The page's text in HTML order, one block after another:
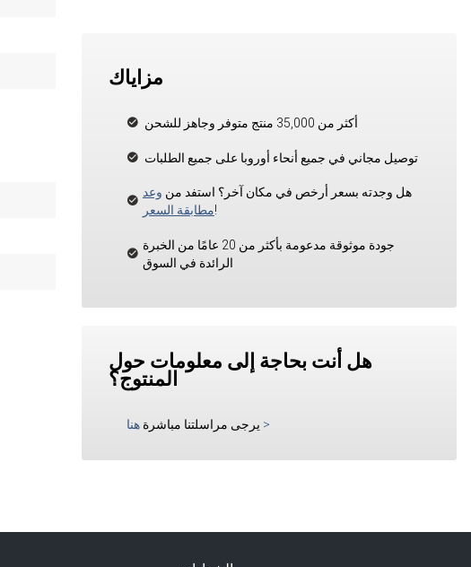
مزاياك
أكثر من 35,000 منتج متوفر وجاهز للشحن
توصيل مجاني في جميع أنحاء أوروبا على جميع الطلبات
هل وجدته بسعر أرخص في مكان آخر؟ استفد من وعد
مطابقة السعر!
جودة موثوقة مدعومة بأكثر من 20 عامًا من الخبرة
الرائدة في السوق
هل أنت بحاجة إلى معلومات حول
المنتوج؟
يرجى مراسلتنا مباشرة هنا >